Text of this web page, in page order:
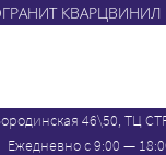
46\50, ТЦ
Ежедневно с 9:00 —